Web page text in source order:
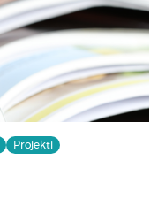
Projekti